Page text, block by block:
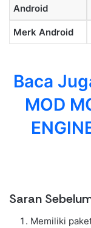
Android
Merk Android
Baca
MOD
Saran
Memiliki